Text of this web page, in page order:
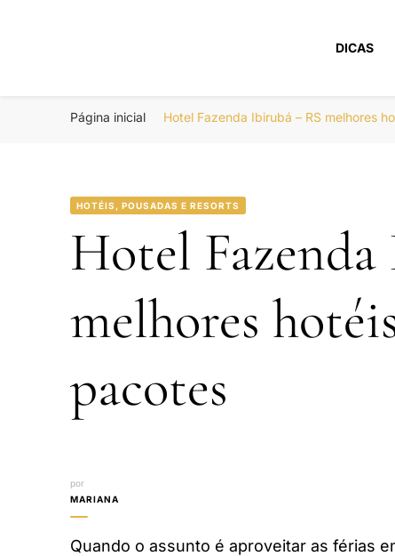
Portal Boa
DICAS
Página inicial Hotel Fazenda Ibirubá – RS melhores
HOTÉIS, POUSADAS E RESORTS
Hotel
melhores
pacotes
por
MARIANA
Quando o assunto é aproveitar as férias